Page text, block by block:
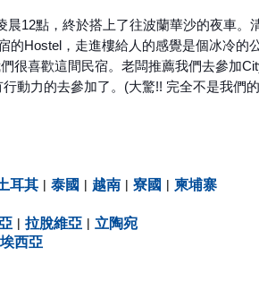
12點，終於搭上了往波蘭華沙的夜車。
的Hostel，走進樓給人的感覺是個冰冷的
很喜歡這間民宿。老闆推薦我們去參加
動力的去參加了。(大驚!! 完全不是我們
耳其 | 泰國 | 越南 | 寮國 | 柬埔寨
| 拉脫維亞 | 立陶宛
西亞